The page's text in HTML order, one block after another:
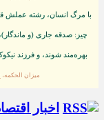
با مرگ انسان، رشته عملش
چيز: صدقه جارى (و
بهره‏‌مند شوند، و فرزند
ميزان الحكمه، ح
اخبار